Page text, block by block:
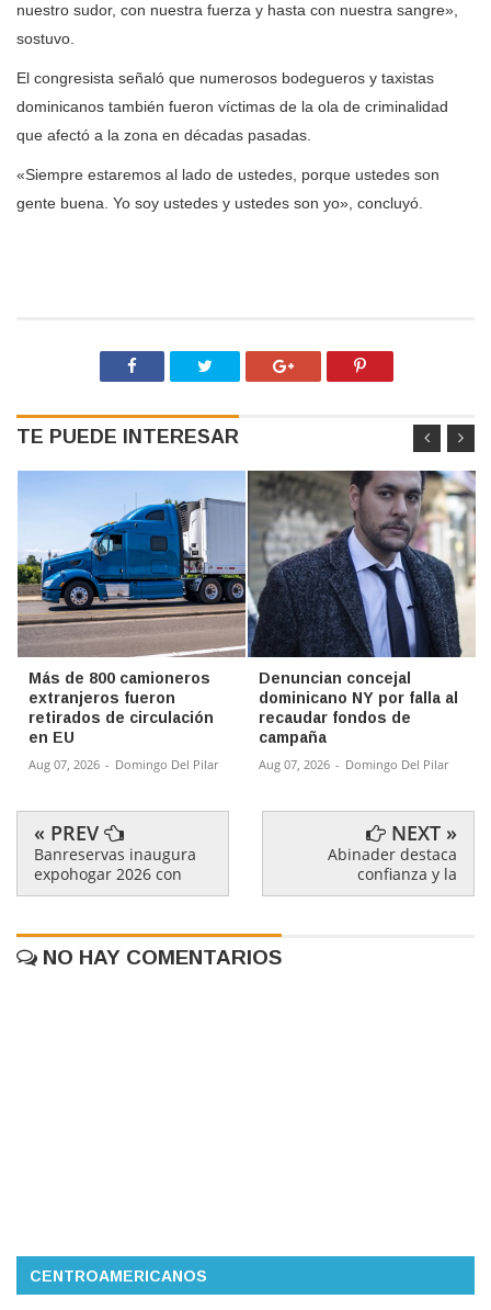
nuestro sudor, con nuestra fuerza y hasta con nuestra sangre»,
sostuvo.
El congresista señaló que numerosos bodegueros y taxistas
dominicanos también fueron víctimas de la ola de criminalidad
que afectó a la zona en décadas pasadas.
«Siempre estaremos al lado de ustedes, porque ustedes son
gente buena. Yo soy ustedes y ustedes son yo», concluyó.
TE PUEDE INTERESAR
Más de 800 camioneros
extranjeros fueron
retirados de circulación
en EU
Aug 07, 2026 - Domingo Del Pilar
Denuncian concejal
dominicano NY por falla al
recaudar fondos de
campaña
Aug 07, 2026 - Domingo Del Pilar
« PREV
Banreservas inaugura
expohogar 2026 con
NEXT »
Abinader destaca
confianza y la
NO HAY COMENTARIOS
CENTROAMERICANOS